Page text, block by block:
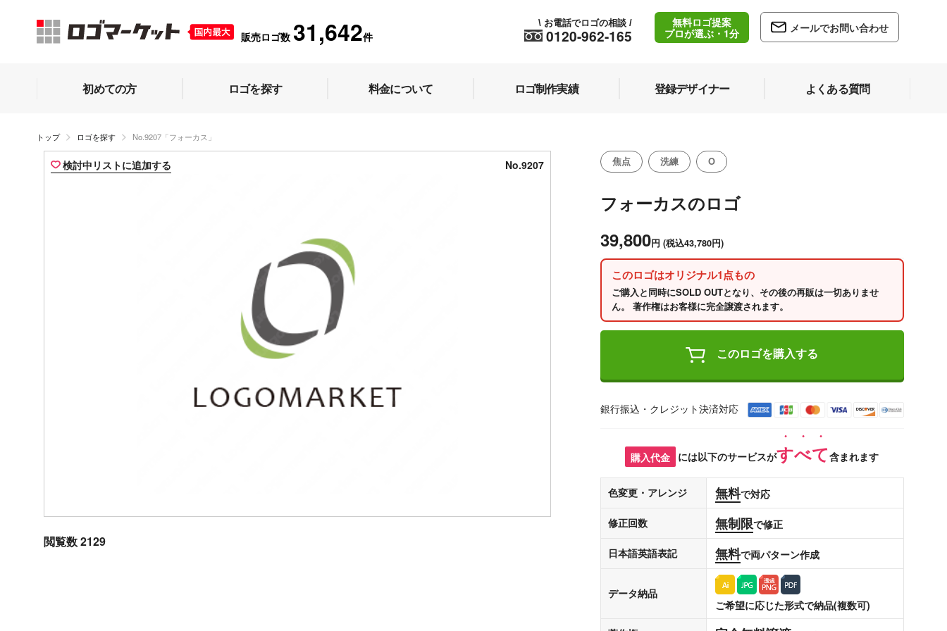
販売ロゴ数 31,642件 0120-962-165
\ お電話でロゴの相談 /
無料ロゴ提案
プロが選ぶ・1分
メールでお問い合わせ
初めての方 ロゴを探す 料金について ロゴ制作実績 登録デザイナー よくある質問
トップ ロゴを探す No.9207「フォーカス」
検討中リストに追加する No.9207
閲覧数 2129
焦点 洗練 O
フォーカスのロゴ
39,800円 (税込43,780円)
このロゴはオリジナル1点もの
ご購入と同時にSOLD OUTとなり、その後の再販は一切ありませ
ん。 著作権はお客様に完全譲渡されます。
このロゴを購入する
銀行振込・クレジット決済対応
購入代金 には以下のサービスがすべて含まれます
色変更・アレンジ 無料で対応
修正回数 無制限で修正
日本語英語表記 無料で両パターン作成
データ納品
ご希望に応じた形式で納品(複数可)